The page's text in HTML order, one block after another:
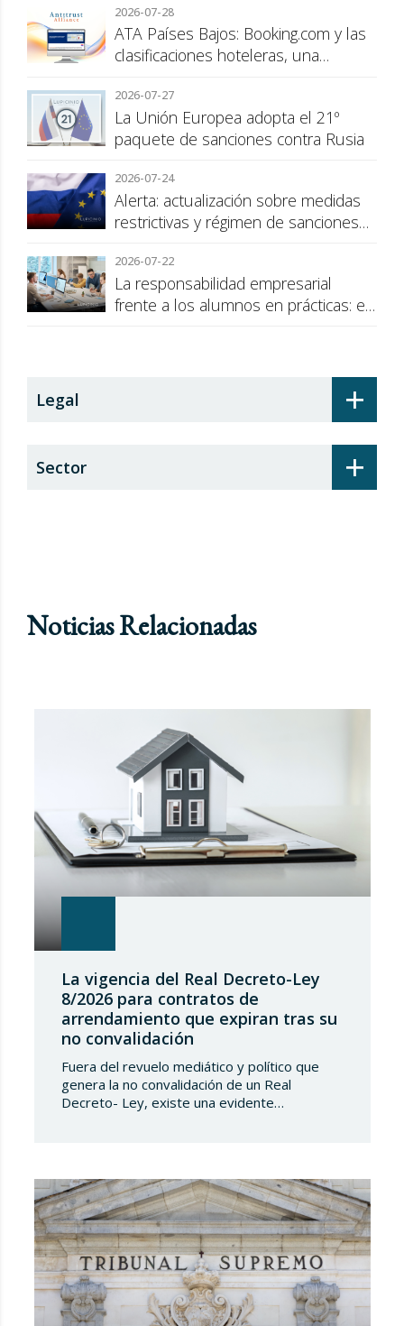
2026-07-28
ATA Países Bajos: Booking.com y las
clasificaciones hoteleras, una
consumidor
2026-07-27
La Unión Europea adopta el 21º
paquete de sanciones contra Rusia
2026-07-24
Alerta: actualización sobre medidas
restrictivas y régimen de sanciones
2026-07-22
La responsabilidad empresarial
frente a los alumnos en prácticas: el
+
Legal
+
Sector
Noticias Relacionadas
La vigencia del Real Decreto-Ley
8/2026 para contratos de
arrendamiento que expiran tras su
no convalidación
Fuera del revuelo mediático y político que
genera la no convalidación de un Real
Decreto- Ley, existe una evidente
marzo, de medidas en el alquiler en
respuesta…